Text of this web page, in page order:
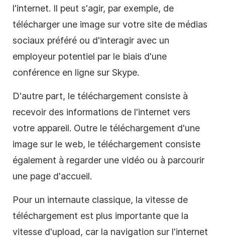
l'internet. Il peut s'agir, par exemple, de
télécharger une image sur votre site de médias
sociaux préféré ou d'interagir avec un
employeur potentiel par le biais d'une
conférence en ligne sur Skype.
D'autre part, le téléchargement consiste à
recevoir des informations de l'internet vers
votre appareil. Outre le téléchargement d'une
image sur le web, le téléchargement consiste
également à regarder une vidéo ou à parcourir
une page d'accueil.
Pour un internaute classique, la vitesse de
téléchargement est plus importante que la
vitesse d'upload, car la navigation sur l'internet